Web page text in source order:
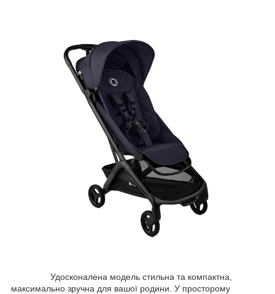
Удосконалена модель стильна та компактна,
максимально зручна для вашої родини. У просторому